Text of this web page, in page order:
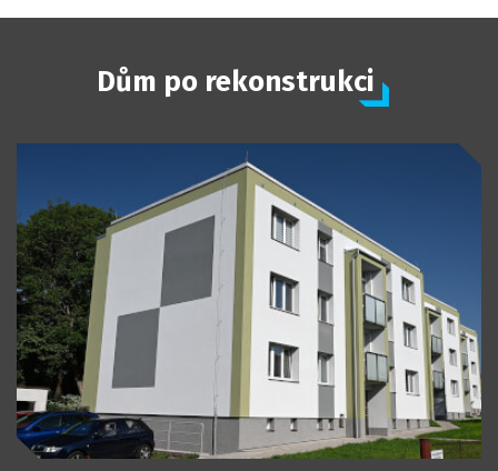
Dům po rekonstrukci